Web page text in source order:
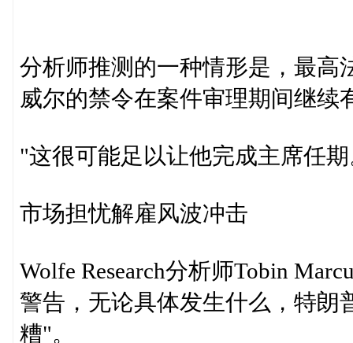
分析师推测的一种情形是，最高
威尔的禁令在案件审理期间继续
"这很可能足以让他完成主席任
市场担忧解雇风波冲击
Wolfe Research分析师Tobin
警告，无论具体发生什么，特朗
糟"。